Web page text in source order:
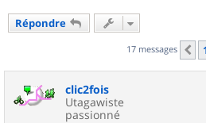
Répondre
17 messages
clic2fois
Utagawiste
passionné